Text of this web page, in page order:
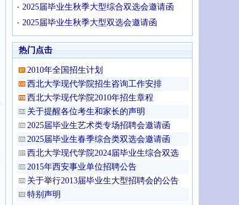
2025届毕业生秋季大型综合双选会邀请函
2025届毕业生秋季大型双选会邀请函
热门点击
2010年全国招生计划
西北大学现代学院招生咨询工作安排
西北大学现代学院2010年招生章程
关于提醒各位考生和家长的声明
2025届毕业生艺术类专场招聘会邀请函
2025届毕业生春季综合类双选会邀请函
西北大学现代学院2024届毕业生综合双选
2015年西安事业单位招聘公告
关于举行2013届毕业生大型招聘会的公告
特别声明